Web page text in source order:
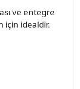
ve entegre
için idealdir.